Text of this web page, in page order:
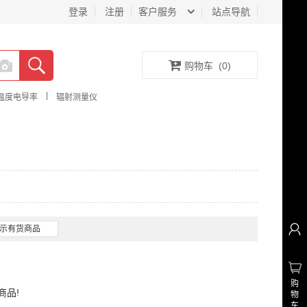
客户服务 站点导航
登录 注册
度电导率 辐射测量仪
购物车 (0)
有货商品
品!
购
物